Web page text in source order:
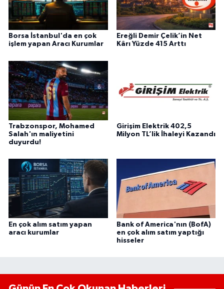
Borsa İstanbul'da en çok
işlem yapan Aracı Kurumlar
Ereğli Demir Çelik’in Net
Kârı Yüzde 415 Arttı
Trabzonspor, Mohamed
Salah'ın maliyetini
duyurdu!
Girişim Elektrik 402,5
Milyon TL’lik İhaleyi Kazandı
En çok alım satım yapan
aracı kurumlar
Bank of America'nın (BofA)
en çok alım satım yaptığı
hisseler